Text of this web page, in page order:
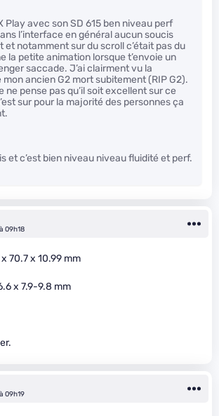
Play avec son SD 615 ben niveau perf
l’interface en général aucun soucis
et notamment sur du scroll c’était pas du
la petite animation lorsque t’envoie un
saccade. J’ai clairment vu la
ancien G2 mort subitement (RIP G2).
ne pense pas qu’il soit excellent sur ce
sur pour la majorité des personnes ça
et c’est bien niveau niveau fluidité et perf.
09h18
70.7 x 10.99 mm
x 7.9-9.8 mm
09h19